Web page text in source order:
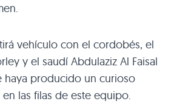
vehículo con el cordobés, el
y el saudí Abdulaziz Al Faisal
haya producido un curioso
las filas de este equipo.